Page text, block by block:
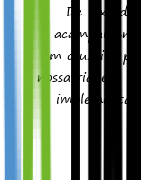
De luxo
um cruzeiro
nossa riqueza